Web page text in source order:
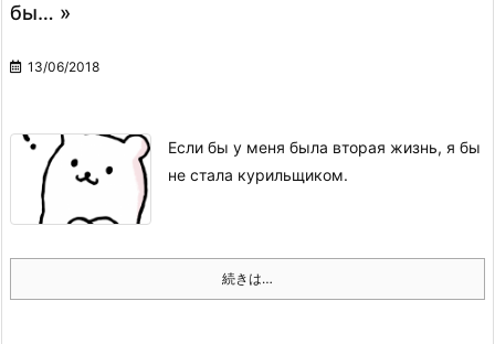
бы… »
13/06/2018
Если бы у меня была вторая жизнь, я бы
не стала курильщиком.
続きは…